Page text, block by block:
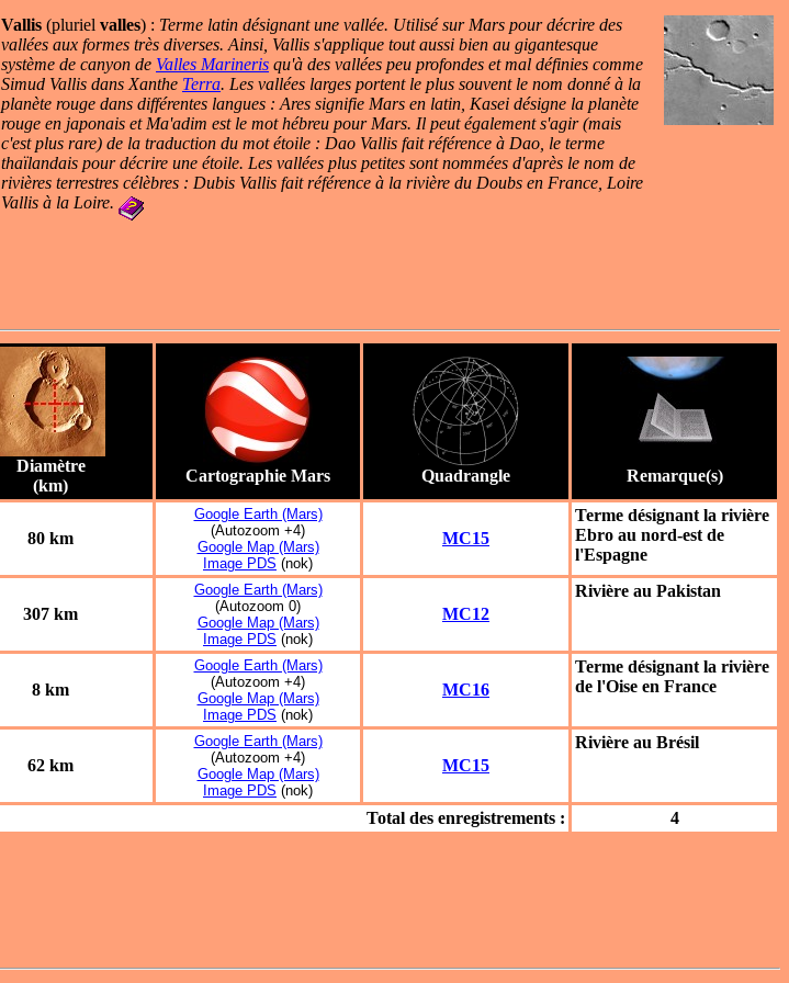
Vallis (pluriel valles) : Terme latin désignant une vallée. Utilisé sur Mars pour décrire des
vallées aux formes très diverses. Ainsi, Vallis s'applique tout aussi bien au gigantesque
système de canyon de Valles Marineris qu'à des vallées peu profondes et mal définies comme
Simud Vallis dans Xanthe Terra. Les vallées larges portent le plus souvent le nom donné à la
planète rouge dans différentes langues : Ares signifie Mars en latin, Kasei désigne la planète
rouge en japonais et Ma'adim est le mot hébreu pour Mars. Il peut également s'agir (mais
c'est plus rare) de la traduction du mot étoile : Dao Vallis fait référence à Dao, le terme
thaïlandais pour décrire une étoile. Les vallées plus petites sont nommées d'après le nom de
rivières terrestres célèbres : Dubis Vallis fait référence à la rivière du Doubs en France, Loire
Vallis à la Loire.
Diamètre
(km)
Cartographie Mars Quadrangle Remarque(s)
80 km
Google Earth (Mars)
(Autozoom +4)
Google Map (Mars)
Image PDS (nok)
MC15
Terme désignant la rivière
Ebro au nord-est de
l'Espagne
307 km
Google Earth (Mars)
(Autozoom 0)
Google Map (Mars)
Image PDS (nok)
MC12
Rivière au Pakistan
8 km
Google Earth (Mars)
(Autozoom +4)
Google Map (Mars)
Image PDS (nok)
MC16
Terme désignant la rivière
de l'Oise en France
62 km
Google Earth (Mars)
(Autozoom +4)
Google Map (Mars)
Image PDS (nok)
MC15
Rivière au Brésil
Total des enregistrements : 4